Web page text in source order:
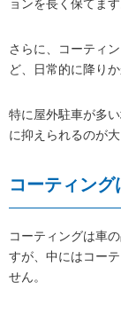
ョンを長く保てます
さらに、コーティ
ど、日常的に降り
特に屋外駐車が多
に抑えられるのが
コーティン
コーティングは車
すが、中にはコー
せん。